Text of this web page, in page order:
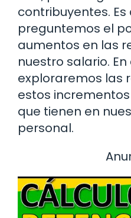
contribuyentes.
preguntemos el
aumentos en las
nuestro salario.
exploraremos las
estos
que tienen en
personal.